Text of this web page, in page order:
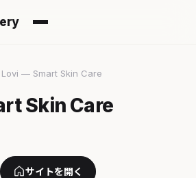
Lovi — Smart Skin Care
Skin Care
サイトを開く